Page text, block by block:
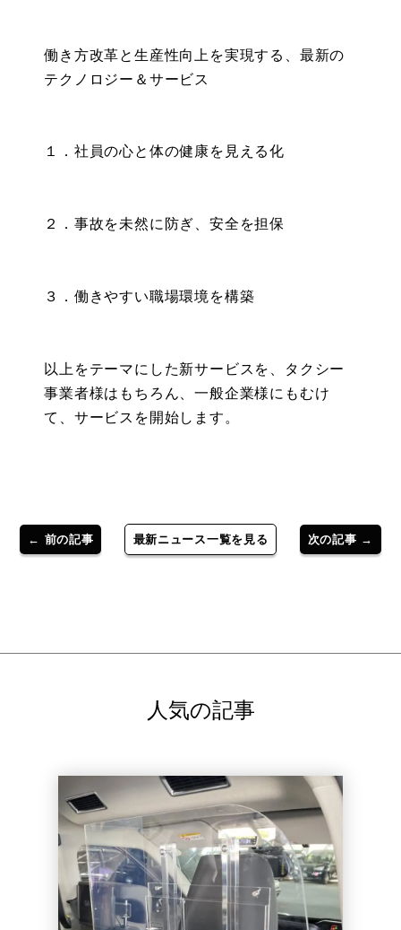
働き方改革と生産性向上を実現する、最新の
テクノロジー＆サービス
１．社員の心と体の健康を見える化
２．事故を未然に防ぎ、安全を担保
３．働きやすい職場環境を構築
以上をテーマにした新サービスを、タクシー
事業者様はもちろん、一般企業様にもむけ
て、サービスを開始します。
← 前の記事 最新ニュース一覧を見る 次の記事 →
人気の記事